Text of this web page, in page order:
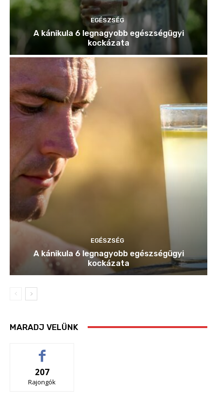
EGÉSZSÉG
A kánikula 6 legnagyobb egészségügyi
kockázata
EGÉSZSÉG
A kánikula 6 legnagyobb egészségügyi
kockázata
MARADJ VELÜNK
207
Rajongók